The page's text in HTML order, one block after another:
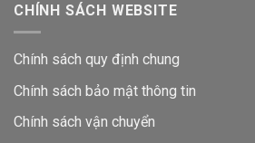
CHÍNH SÁCH WEBSITE
Chính sách quy định chung
Chính sách bảo mật thông tin
Chính sách vận chuyển